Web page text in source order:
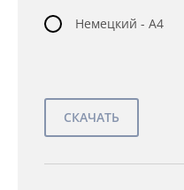
Немецкий - A4